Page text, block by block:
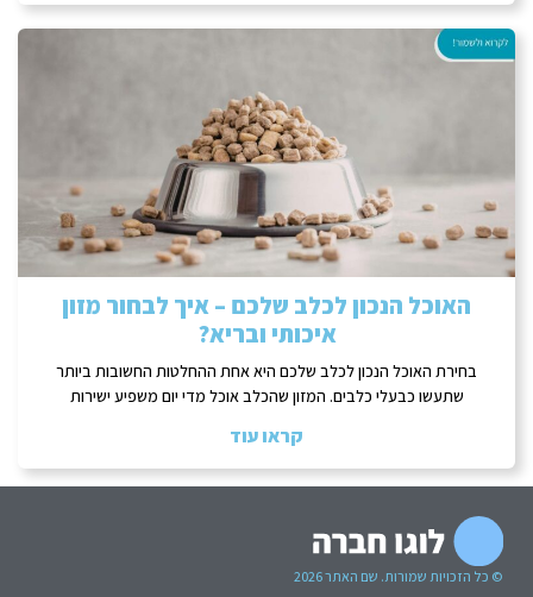
האוכל הנכון לכלב שלכם – איך לבחור מזון
איכותי ובריא?
בחירת האוכל הנכון לכלב שלכם היא אחת ההחלטות החשובות ביותר
שתעשו כבעלי כלבים. המזון שהכלב אוכל מדי יום משפיע ישירות
קראו עוד
© כל הזכויות שמורות. שם האתר 2026